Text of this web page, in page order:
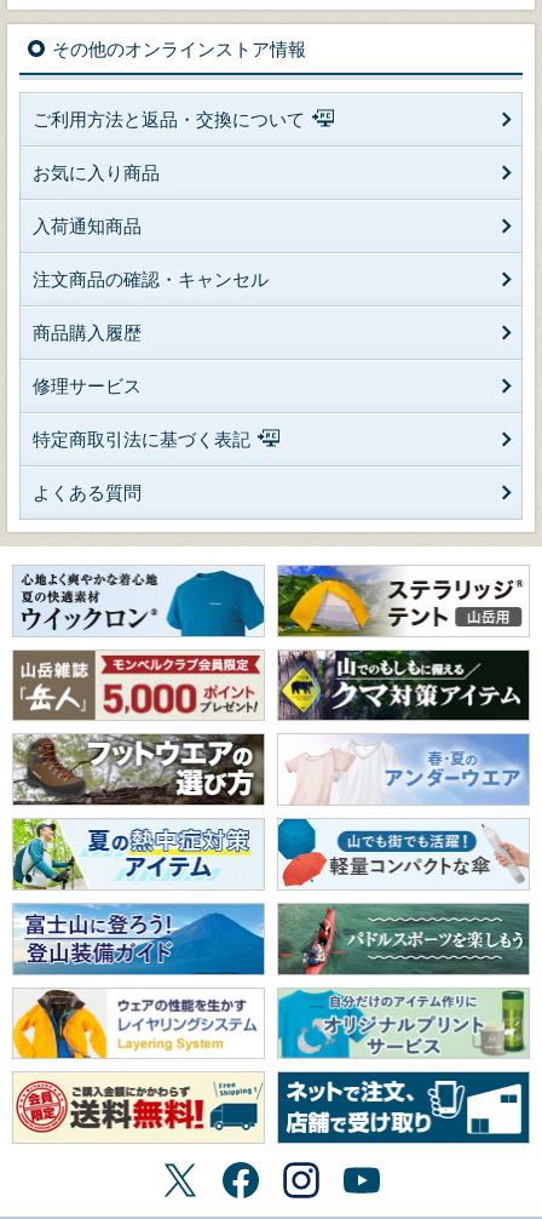
その他のオンラインストア情報
ご利用方法と返品・交換について
お気に入り商品
入荷通知商品
注文商品の確認・キャンセル
商品購入履歴
修理サービス
特定商取引法に基づく表記
よくある質問